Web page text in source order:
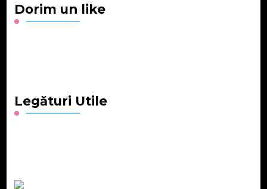
Dorim un like
Legături Utile